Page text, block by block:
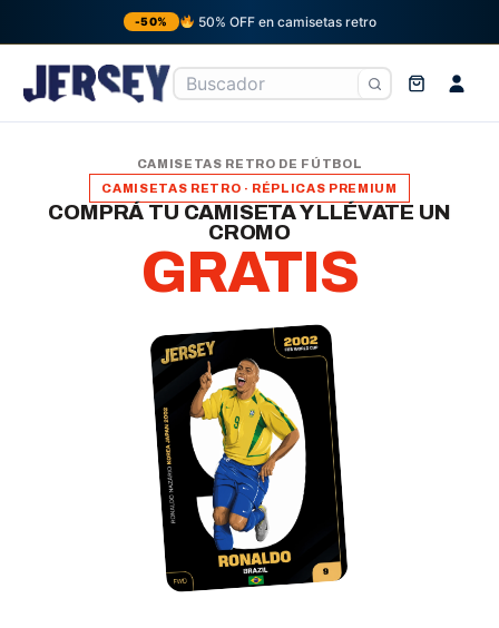
-50% 50% OFF en camisetas retro
CAMISETAS RETRO DE FÚTBOL
CAMISETAS RETRO · RÉPLICAS PREMIUM
COMPRÁ TU CAMISETA Y LLÉVATE UN
CROMO
GRATIS